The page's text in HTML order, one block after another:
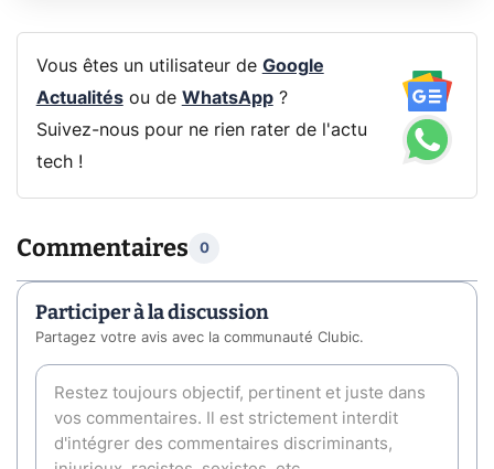
Vous êtes un utilisateur de Google
Actualitésou de WhatsApp?
Suivez-nous pour ne rien rater de l'actu
tech !
Commentaires 0
Participer à la discussion
Partagez votre avis avec la communauté Clubic.